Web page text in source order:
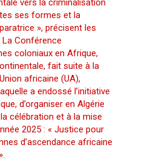
vers la criminalisation
ses formes et la
», précisent les
Conférence
coloniaux en Afrique,
fait suite à la
africaine (UA),
a endossé l’initiative
d’organiser en Algérie
célébration et à la mise
2025 : « Justice pour
d’ascendance africaine